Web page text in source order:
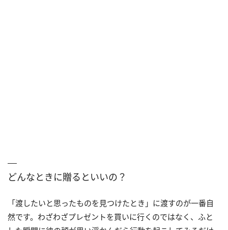
どんなときに贈るといいの？
「渡したいと思ったものを見つけたとき」に渡すのが一番自
然です。わざわざプレゼントを買いに行くのではなく、ふと